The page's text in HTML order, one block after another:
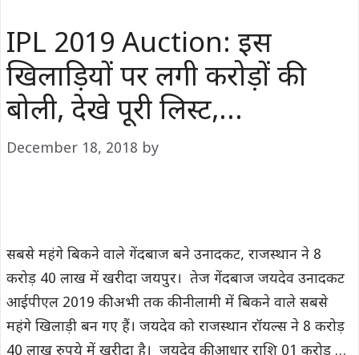
IPL 2019 Auction: इस
खिलाड़ियों पर लगी करोड़ों की
बोली, देखे पूरी लिस्ट,…
December 18, 2018 by
सबसे महंगे बिकने वाले गेंदबाज बने उनादकट, राजस्थान ने 8
करोड़ 40 लाख में खरीदा जयपुर। तेज गेंदबाज जयदेव उनादकट
आईपीएल 2019 की अभी तक की नीलामी में बिकने वाले सबसे
महंगे खिलाड़ी बन गए हैं। जयदेव को राजस्थान रॉयल्स ने 8 करोड़